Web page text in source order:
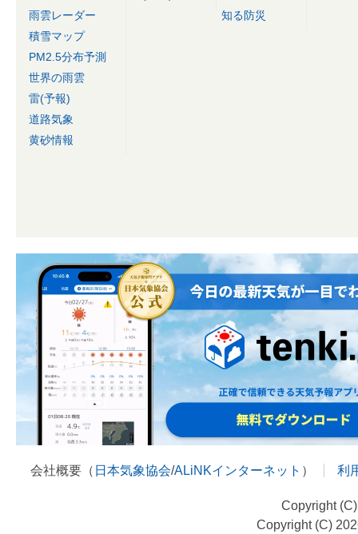
雨雲レーダー
積雪マップ
PM2.5分布予測
世界の雨雲
雷(予報)
道路気象
黄砂情報
知る防災
会社概要（ 日本気象協会/ALiNKインターネット ） 利
Copyright
Copyright (C)